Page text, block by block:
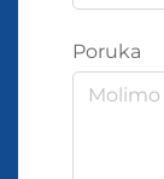
Poruka